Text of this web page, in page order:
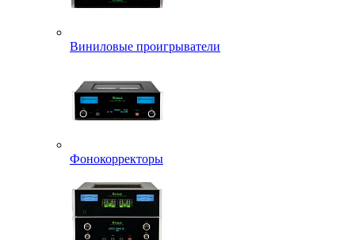
Виниловые проигрыватели
Фонокорректоры